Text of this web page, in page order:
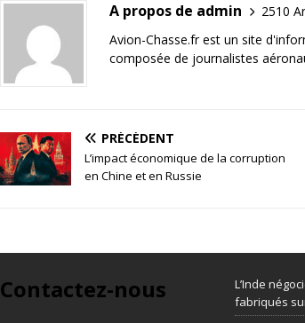
A propos de admin
2510
Avion-Chasse.fr est un site
composée de journalistes
PRÉCÉDENT
L’impact économique de la corruption
en Chine et en Russie
Contactez-nous
L’Inde
fabriqués